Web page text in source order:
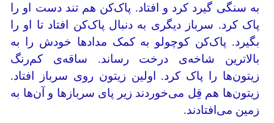
به سنگی گیرد کرد و افتاد. پاک‌کن هم تند دست او را
پاک کرد. سرباز دیگری به دنبال پاک‌کن افتاد تا او را
بگیرد. پاک‌کن کوچولو به کمک مدادها خودش را به
بالاترین شاخه‌ی درخت رساند. ساقه‌ی کم‌رنگ
زیتون‌ها را پاک کرد. اولین زیتون روی سرباز افتاد.
زیتون‌ها هم قِل می‌خوردند زیر پای سربازها و آن‌ها به
زمین می‌افتادند.